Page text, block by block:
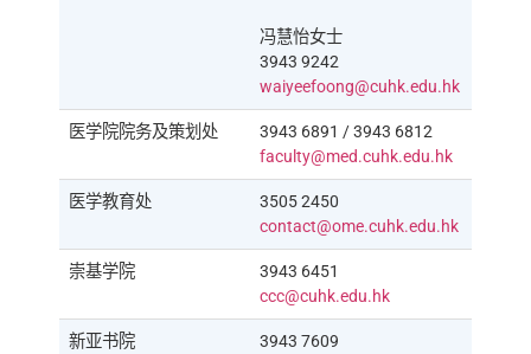
冯慧怡女士
3943 9242
waiyeefoong@cuhk.edu.hk
医学院院务及策划处
3943 6891 / 3943 6812
faculty@med.cuhk.edu.hk
医学教育处
3505 2450
contact@ome.cuhk.edu.hk
崇基学院
3943 6451
ccc@cuhk.edu.hk
新亚书院
3943 7609